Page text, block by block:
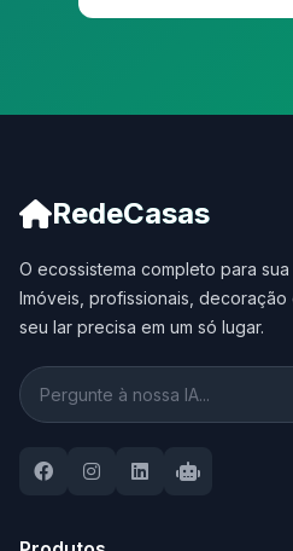
RedeCasas
O ecossistema completo para sua
Imóveis, profissionais, decoração
seu lar precisa em um só lugar.